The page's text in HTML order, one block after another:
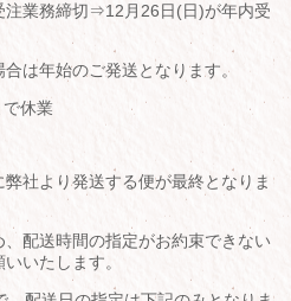
注業務締切⇒12月26日(日)が年内受
は年始のご発送となります。
休業
社より発送する便が最終となりま
配送時間の指定がお約束できない
いたします。